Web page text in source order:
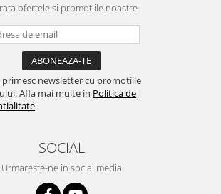
ofertele si promotiile noastre
primesc newsletter cu promotiile
Afla mai multe in Politica de
SOCIAL
Urmareste-ne in social media